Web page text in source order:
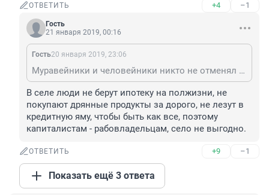
ОТВЕТИТЬ +4 –1
Гость
21 января 2019, 00:16
Гость20 января 2019, 23:06
Муравейники и человейники никто не отменял :))) А если серьёзно, то жить при такой власти в селе невыносимо тяжело.
В селе люди не берут ипотеку на полжизни, не
покупают дрянные продукты за дорого, не лезут в
кредитную яму, чтобы быть как все, поэтому
капиталистам - рабовладельцам, село не выгодно.
ОТВЕТИТЬ +9 –1
Показать ещё 3 ответа